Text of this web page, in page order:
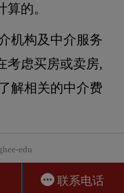
的。
机构及中介服务
考虑买房或卖房,
解相关的中介费
edu
联系电话